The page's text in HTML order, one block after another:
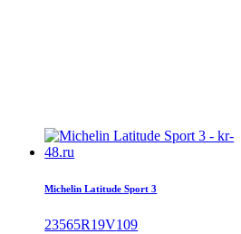
Michelin Latitude Sport 3
23565R19V109